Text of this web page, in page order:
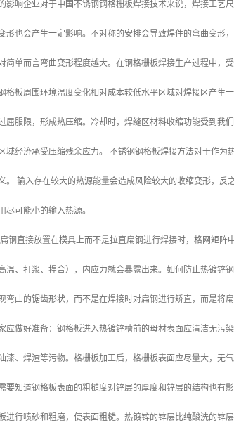
影响企业对于中国不锈钢钢格栅板焊接技术来说，焊接工
形也会产生一定影响。不对称的安排会导致焊件的弯曲变形
简单而言弯曲变形程度越大。在钢格栅板焊接生产过程中
格板周围环境温度变化相对成本较低水平区域对焊接区产生
屈服限，形成热压缩。冷却时，焊缝区材料收缩功能受到我
域经济承受压缩残余应力。 不锈钢钢格板焊接方法对于作
。 输入存在较大的热源能量会造成风险较大的收缩变形，
尽可能小的输入热源。
钢直接放置在模具上而不是拉直扁钢进行焊接时，格网矩
温、打浆、捏合），内应力就会暴露出来。如何防止热镀锌
弯曲的锯齿形状，而不是在焊接时对扁钢进行矫直，而是将
应做好准备：钢格板进入热镀锌槽前的母材表面应清洁无污
漆、焊渣等污物。格栅板加工后，格栅板表面应尽量大，无
要知道钢格板表面的粗糙度对锌层的厚度和锌层的结构也有
进行喷砂和粗磨，使表面粗糙。热镀锌的锌层比纯酸洗的锌